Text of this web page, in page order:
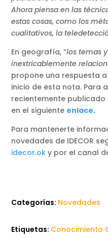
Ahora piensa en las
estas cosas, como los
cualitativos, la
En geografía, “los temas
inextricablemente
propone una respuesta
inicio de esta nota. Para
recientemente publicado
en el siguiente enlace.
Para mantenerte
novedades de IDECOR
idecor.ok y por el canal
Categorías: Novedades
Etiquetas: Conocimiento